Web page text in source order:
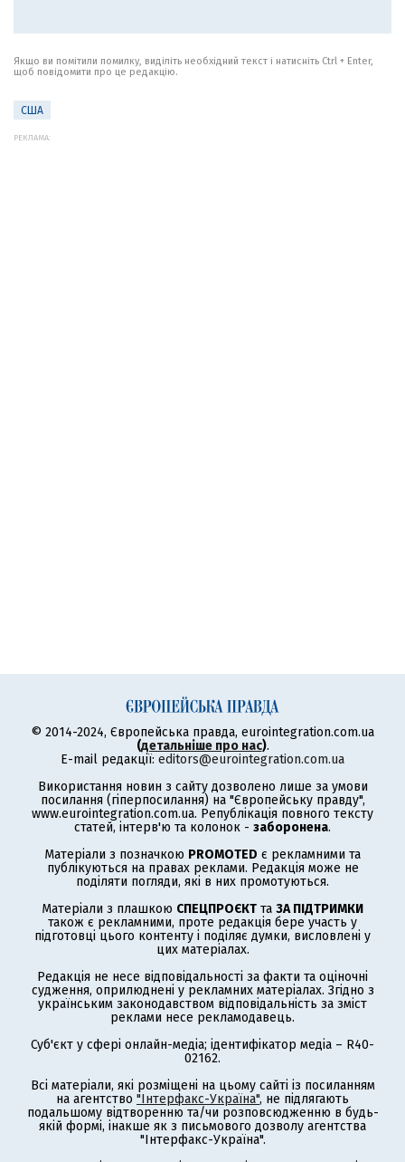
Якщо ви помітили помилку, виділіть необхідний текст і натисніть Ctrl + Enter,
щоб повідомити про це редакцію.
США
РЕКЛАМА:
© 2014-2024, Європейська правда, eurointegration.com.ua
(детальніше про нас).
E-mail редакції: editors@eurointegration.com.ua
Використання новин з сайту дозволено лише за умови
посилання (гіперпосилання) на "Європейську правду",
www.eurointegration.com.ua. Републікація повного тексту
статей, інтерв'ю та колонок - заборонена.
Матеріали з позначкою PROMOTED є рекламними та
публікуються на правах реклами. Редакція може не
поділяти погляди, які в них промотуються.
Матеріали з плашкою СПЕЦПРОЄКТ та ЗА ПІДТРИМКИ
також є рекламними, проте редакція бере участь у
підготовці цього контенту і поділяє думки, висловлені у
цих матеріалах.
Редакція не несе відповідальності за факти та оціночні
судження, оприлюднені у рекламних матеріалах. Згідно з
українським законодавством відповідальність за зміст
реклами несе рекламодавець.
Суб'єкт у сфері онлайн-медіа; ідентифікатор медіа – R40-
02162.
Всі матеріали, які розміщені на цьому сайті із посиланням
на агентство "Інтерфакс-Україна", не підлягають
подальшому відтворенню та/чи розповсюдженню в будь-
якій формі, інакше як з письмового дозволу агентства
"Інтерфакс-Україна".